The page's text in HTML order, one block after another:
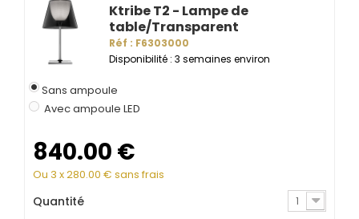
Ktribe T2 - Lampe de
table/Transparent
Réf : F6303000
Disponibilité : 3 semaines environ
Sans ampoule
Avec ampoule LED
840.00 €
Ou 3 x280.00 € sans frais
Quantité 1